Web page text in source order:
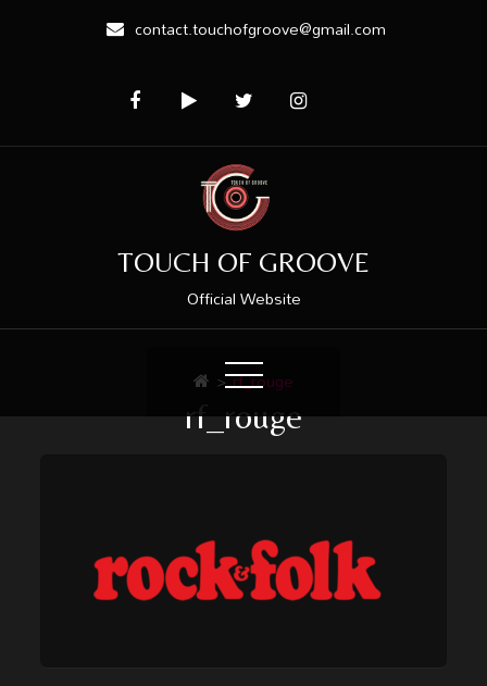
contact.touchofgroove@gmail.com
TOUCH OF GROOVE
Official Website
rf_rouge
> rf_rouge